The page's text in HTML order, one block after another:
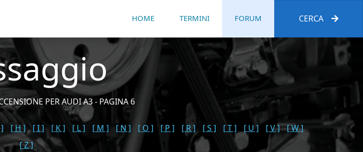
HOME TERMINI FORUM CERCA
PER AUDI A3 - PAGINA 6
[ H ] [ I ] [ K ] [ L ] [ M ] [ N ] [ O ] [ P ] [ R ] [ S ] [ T ] [ U ] [ V ]
[ W ]
[ Z ]